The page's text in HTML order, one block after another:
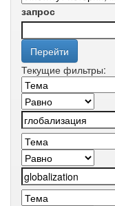
запрос
Текущие фильтры: